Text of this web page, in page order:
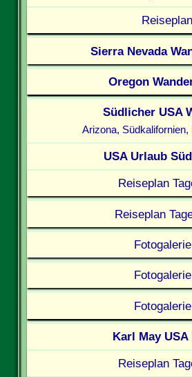
Reiseplan
Sierra Nevada
Oregon
Südlicher USA
Arizona,
USA Urlaub
Reiseplan
Reiseplan
Karl May USA
Reiseplan